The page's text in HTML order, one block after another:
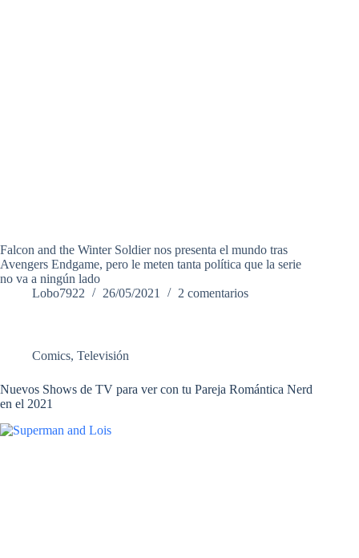
Falcon and the Winter Soldier nos presenta el mundo tras
Avengers Endgame, pero le meten tanta política que la serie
no va a ningún lado
Lobo7922
26/05/2021 2 comentarios
Comics, Televisión
Nuevos Shows de TV para ver con tu Pareja Romántica Nerd
en el 2021